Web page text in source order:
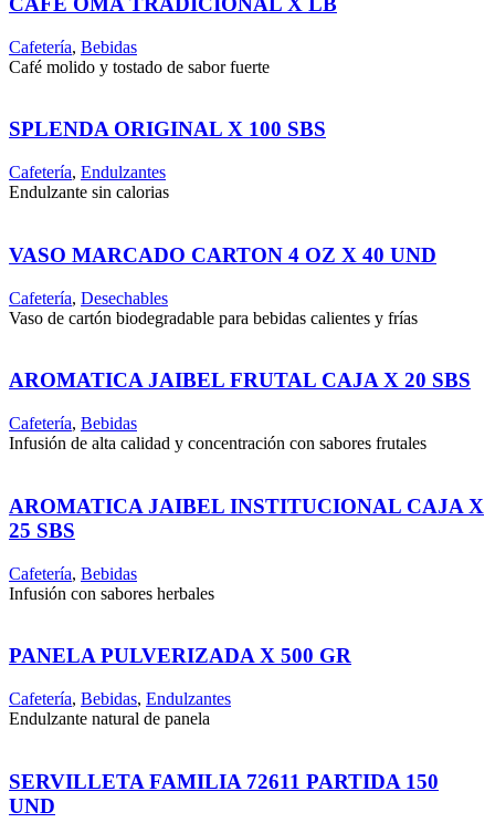
Cafetería, Bebidas
Café molido y tostado de sabor fuerte
SPLENDA ORIGINAL X 100 SBS
Cafetería, Endulzantes
Endulzante sin calorias
VASO MARCADO CARTON 4 OZ X 40 UND
Cafetería, Desechables
Vaso de cartón biodegradable para bebidas calientes y frías
AROMATICA JAIBEL FRUTAL CAJA X 20 SBS
Cafetería, Bebidas
Infusión de alta calidad y concentración con sabores frutales
AROMATICA JAIBEL INSTITUCIONAL CAJA X
25 SBS
Cafetería, Bebidas
Infusión con sabores herbales
PANELA PULVERIZADA X 500 GR
Cafetería, Bebidas, Endulzantes
Endulzante natural de panela
SERVILLETA FAMILIA 72611 PARTIDA 150
UND